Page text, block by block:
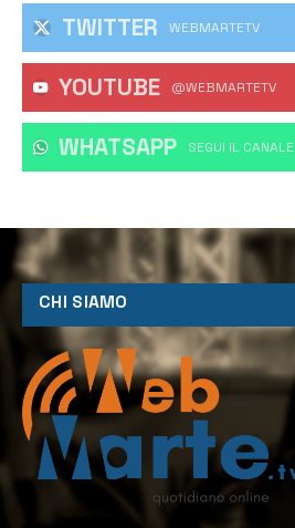
TWITTER WEBMARTETV
YOUTUBE @WEBMARTETV
WHATSAPP ‎SEGUI IL CANALE
CHI SIAMO